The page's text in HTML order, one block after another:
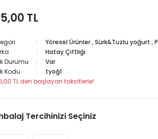
TL
Yöresel Ürünler,Sürk&Tuzlu yoğurt ,
Hatay Çiftliği
Durumu
Var
Kodu
tyoğ1
TL den başlayan taksitlerle!
Tercihinizi Seçiniz